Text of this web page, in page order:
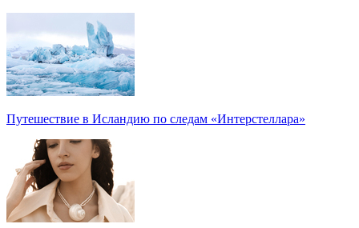
Путешествие в Исландию по следам «Интерстеллара»